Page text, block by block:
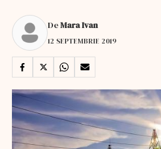
DeMara Ivan
12 SEPTEMBRIE 2019